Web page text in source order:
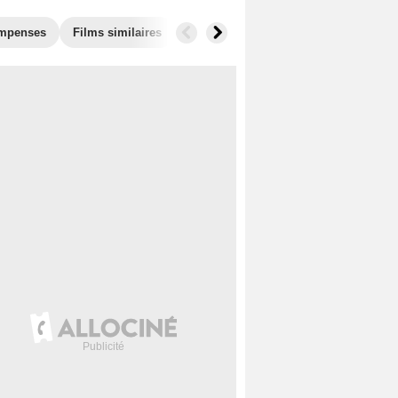
Films similaires